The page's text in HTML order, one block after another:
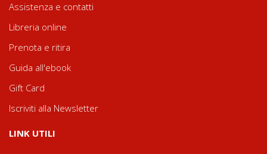
Assistenza e contatti
Libreria online
Prenota e ritira
Guida all'ebook
Gift Card
Iscriviti alla Newsletter
LINK UTILI